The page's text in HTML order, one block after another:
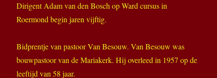
Dirigent Adam van den Bosch op Ward cursus in
Roermond begin jaren vijftig.
Bidprentje van pastoor Van Besouw. Van Besouw was
bouwpastoor van de Mariakerk. Hij overleed in 1957 op de
leeftijd van 58 jaar.